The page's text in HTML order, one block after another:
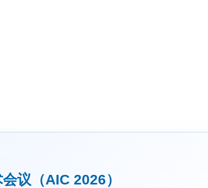
议（AIC 2026）